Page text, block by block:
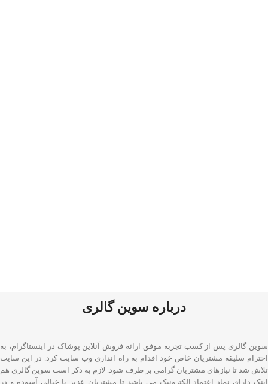
درباره سوین گالری
سوین گالری پس از کسب تجربه موفق ارائه فروش آنلاین پوشاک در اینستاگرام، به
احترام سلیقه مشتریان خاص خود اقدام به راه اندازی وب سایت کرد. در این سایت
تلاش شد تا نیازهای مشتریان گرامی بر طرف شود. لازم به ذکر است سوین گالری هم
اینک دارای نماد اعتماد الکترونیک می باشد تا مشتریان عزیز با خیالی آسوده و در